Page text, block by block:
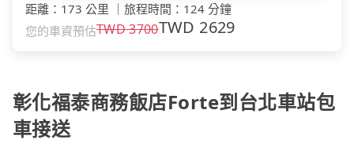
距離 ： 173 公里 旅程時間 ： 124 分鐘
您的車資預估TWD3700TWD 2629
彰化福泰商務飯店Forte到台北車站包
車接送